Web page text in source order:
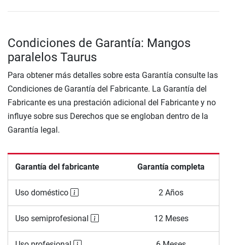
Condiciones de Garantía: Mangos
paralelos Taurus
Para obtener más detalles sobre esta Garantía consulte las
Condiciones de Garantía del Fabricante. La Garantía del
Fabricante es una prestación adicional del Fabricante y no
influye sobre sus Derechos que se engloban dentro de la
Garantía legal.
Garantía del fabricante Garantía completa
Uso doméstico 2 Años
Uso semiprofesional 12 Meses